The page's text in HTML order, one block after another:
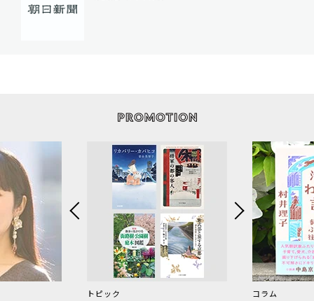
トピック コラム